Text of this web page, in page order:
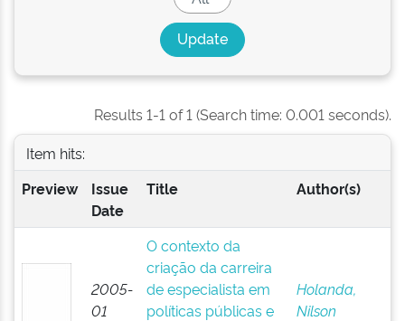
Results 1-1 of 1 (Search time: 0.001 seconds).
Item hits:
Preview
Issue
Date
Title Author(s)
2005-
01
O contexto da
criação da carreira
de especialista em
políticas públicas e
Holanda,
Nilson